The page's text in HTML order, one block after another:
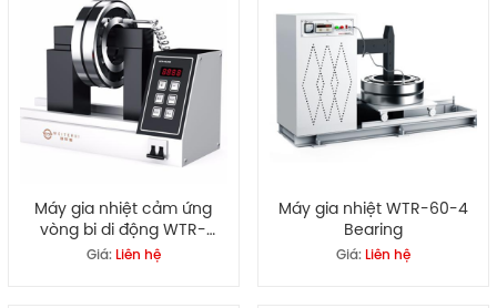
Máy gia nhiệt cảm ứng
vòng bi di động WTR-
HE3600
Giá: Liên hệ
Máy gia nhiệt WTR-60-4
Bearing
Giá: Liên hệ